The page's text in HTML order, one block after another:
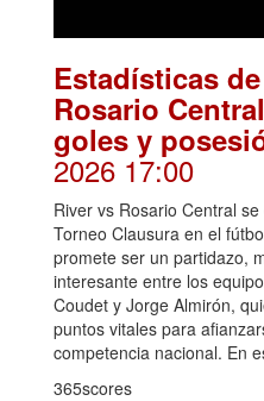
Estadísticas
Rosario
goles y
2026 17:00
River vs Rosario Central
Torneo Clausura en el
promete ser un partidazo,
interesante entre los
Coudet y Jorge Almirón,
puntos vitales para
competencia nacional. En
365scores